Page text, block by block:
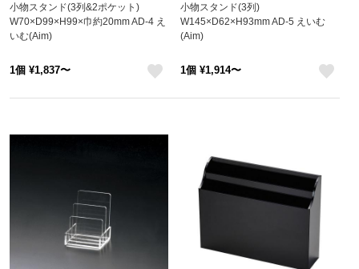
小物スタンド(3列&2ポケット)
W70×D99×H99×巾約20mm AD-4 え
いむ(Aim)
1個 ¥1,837〜
小物スタンド(3列)
W145×D62×H93mm AD-5 えいむ
(Aim)
1個 ¥1,914〜